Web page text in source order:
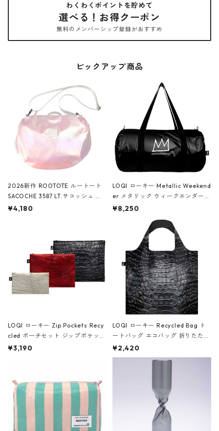
わくわくポイントを貯めて
選べる！お得クーポン
無料のメンバーシップ登録がおすすめ
ピックアップ商品
2026新作 ROOTOTE ルートート
SACOCHE 3587 LT.サコッシュ.ル
ミエ-B ショルダーバッグ グロスピ
¥4,180
LOQI ローキー Metallic Weekend
er メタリック ウィークエンダー
ボストンバッグ ショルダーバッグ
Black ジャン=ミッシェル・バスキ
ア/クラウン ブラック
¥8,250
LOQI ローキー Zip Pockets Recy
cled ポーチセット ジップポケット
ファスナーポーチ 撥水加工 トラベ
ーガンディー、オフホワイト
¥3,190
LOQI ローキー Recycled Bag ト
ートバッグ エコバッグ 折りたたみ
大きめ 撥水加工 収納ポーチ CRO
CODILE/Black クロコダイル/ブラ
¥2,420